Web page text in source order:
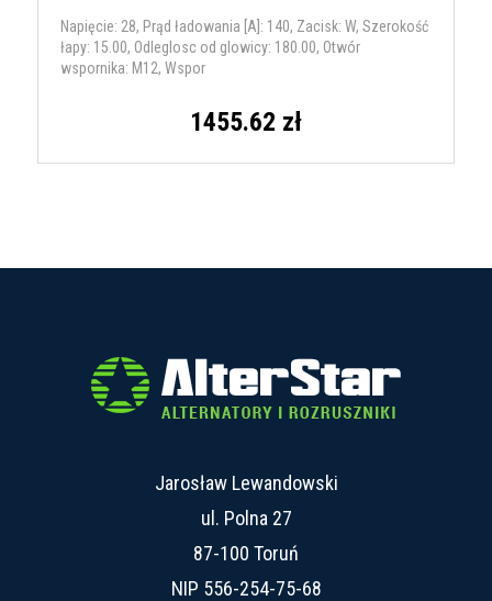
Napięcie: 28, Prąd ładowania [A]: 140, Zacisk: W, Szerokość
łapy: 15.00, Odleglosc od glowicy: 180.00, Otwór
wspornika: M12, Wspor
1455.62 zł
Jarosław Lewandowski
ul. Polna 27
87-100 Toruń
NIP 556-254-75-68